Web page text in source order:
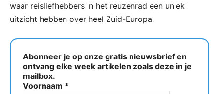
waar reisliefhebbers in het reuzenrad een uniek
uitzicht hebben over heel Zuid-Europa.
Abonneer je op onze gratis nieuwsbrief en
ontvang elke week artikelen zoals deze in je
mailbox.
Voornaam *